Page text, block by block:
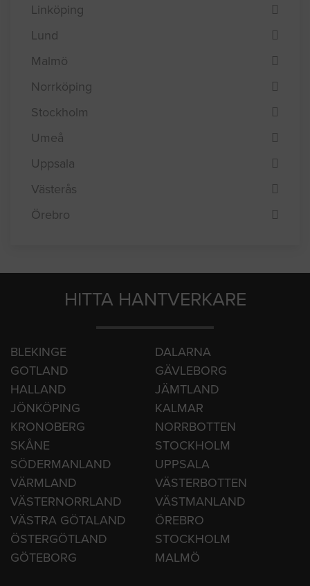
Helsingborg
Jönköping
Linköping
Lund
Malmö
Norrköping
Stockholm
Umeå
Uppsala
Örebro
HITTA HANTVERKARE
BLEKINGE
DALARNA
GOTLAND
GÄVLEBORG
HALLAND
JÄMTLAND
JÖNKÖPING
KALMAR
KRONOBERG
NORRBOTTEN
SKÅNE
STOCKHOLM
SÖDERMANLAND
UPPSALA
VÄRMLAND
VÄSTERBOTTEN
VÄSTERNORRLAND
VÄSTMANLAND